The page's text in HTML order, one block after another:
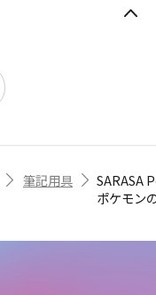
筆記用具
SARASA
ポケモン